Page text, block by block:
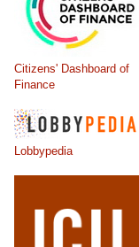
Citizens' Dashboard of
Finance
Lobbypedia